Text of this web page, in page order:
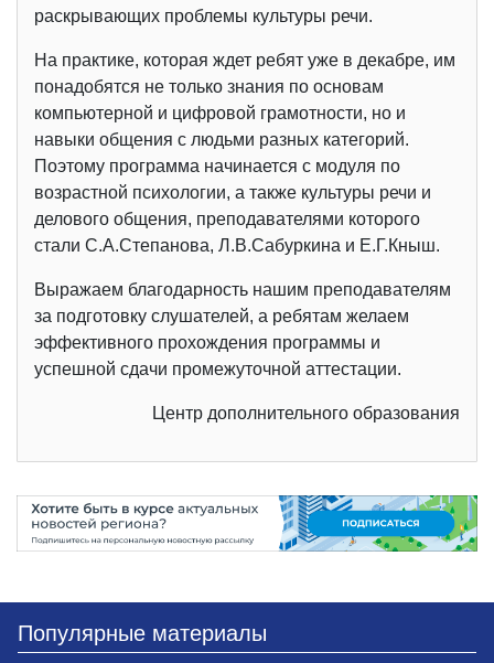
раскрывающих проблемы культуры речи.
На практике, которая ждет ребят уже в декабре, им
понадобятся не только знания по основам
компьютерной и цифровой грамотности, но и
навыки общения с людьми разных категорий.
Поэтому программа начинается с модуля по
возрастной психологии, а также культуры речи и
делового общения, преподавателями которого
стали С.А.Степанова, Л.В.Сабуркина и Е.Г.Кныш.
Выражаем благодарность нашим преподавателям
за подготовку слушателей, а ребятам желаем
эффективного прохождения программы и
успешной сдачи промежуточной аттестации.
Центр дополнительного образования
Популярные материалы